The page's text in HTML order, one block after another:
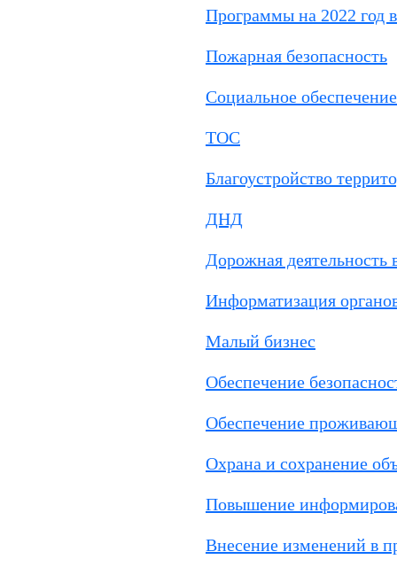
Программы на 2022 год
Пожарная безопасность
Социальное обеспечение
ТОС
Благоустройство
ДНД
Дорожная деятельность
Информатизация
Малый бизнес
Обеспечение
Обеспечение
Охрана и сохранение
Повышение
Внесение изменений в